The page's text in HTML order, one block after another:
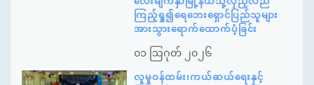
ကြည့်ရှု၍ရေဘေးရှောင်ပြည်သူများ
အားသွားရောက်ထောက်ပံ့ခြင်း
၀၁ ဩဂုတ် ၂၀၂၆
လူမှုဝန်ထမ်း၊ကယ်ဆယ်ရေးနှင့်